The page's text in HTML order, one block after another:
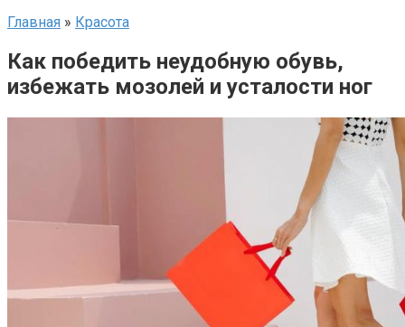
Главная » Красота
Как победить неудобную обувь,
избежать мозолей и усталости ног